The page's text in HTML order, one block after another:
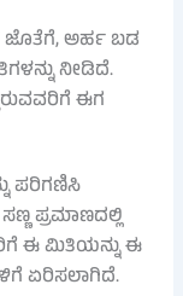
ಜೊತೆಗೆ, ಅರ್ಹ ಬಡ
ನೀಡಿದೆ.
ಈಗ
ಪರಿಗಣಿಸಿ
ಪ್ರಮಾಣದಲ್ಲಿ
ಈ ಮಿತಿಯನ್ನು ಈ
ಏರಿಸಲಾಗಿದೆ.